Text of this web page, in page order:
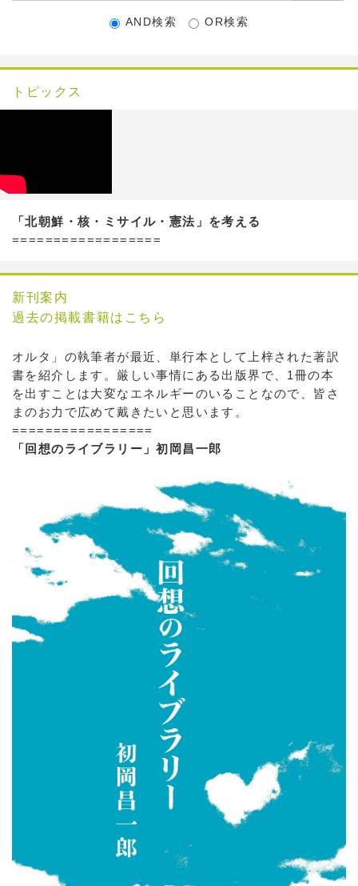
AND検索 OR検索
トピックス
「北朝鮮・核・ミサイル・憲法」を考える
==================
新刊案内
過去の掲載書籍はこちら
オルタ」の執筆者が最近、単行本として上梓された著訳
書を紹介します。厳しい事情にある出版界で、1冊の本
を出すことは大変なエネルギーのいることなので、皆さ
まのお力で広めて戴きたいと思います。
=================
「回想のライブラリー」初岡昌一郎